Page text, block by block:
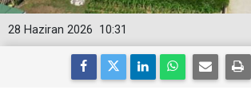
10:31
28 Haziran 2026